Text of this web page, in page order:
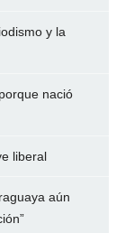
y la
nació
liberal
aún